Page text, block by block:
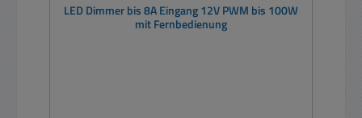
LED Dimmer bis 8A Eingang 12V PWM bis 100W
mit Fernbedienung